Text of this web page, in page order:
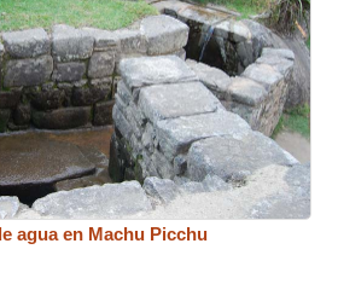
agua en Machu Picchu